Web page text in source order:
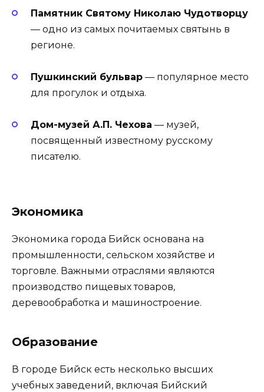
Памятник Святому Николаю Чудотворцу
— одно из самых почитаемых святынь в
регионе.
Пушкинский бульвар — популярное место
для прогулок и отдыха.
Дом-музей А.П. Чехова — музей,
посвященный известному русскому
писателю.
Экономика
Экономика города Бийск основана на
промышленности, сельском хозяйстве и
торговле. Важными отраслями являются
производство пищевых товаров,
деревообработка и машиностроение.
Образование
В городе Бийск есть несколько высших
учебных заведений, включая Бийский